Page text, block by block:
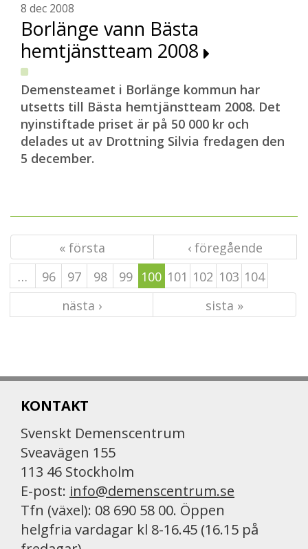
8 dec 2008
Borlänge vann Bästa
hemtjänstteam 2008
Demensteamet i Borlänge kommun har
utsetts till Bästa hemtjänstteam 2008. Det
nyinstiftade priset är på 50 000 kr och
delades ut av Drottning Silvia fredagen den
5 december.
« första
‹ föregående
…
96 97 98 99 100 101 102 103 104
nästa ›
sista »
KONTAKT
Svenskt Demenscentrum
Sveavägen 155
113 46 Stockholm
E-post: info@demenscentrum.se
Tfn (växel): 08 690 58 00. Öppen
helgfria vardagar kl 8-16.45 (16.15 på